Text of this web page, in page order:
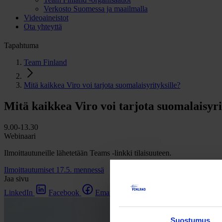
Suostumus
Verkosto Suomessa ja maailmalla
Videoaineistot
Ota yhteyttä
Tapahtuma
Team Finland
Mitä kaikkea Viro voi tarjota suomalaisyrityksille?
Mitä kaikkea Viro voi tarjota
9.00-13.30
Webinaari
Ilmoittautuneille lähetetään Teams -linkki tilaisuuteen.
Ilmoittautumiset 17.5. mennessä
Jaa sivu
LinkedIn
Facebook Email